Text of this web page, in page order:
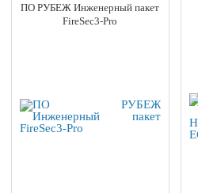
ПО РУБЕЖ Инженерный пакет
FireSec3-Pro